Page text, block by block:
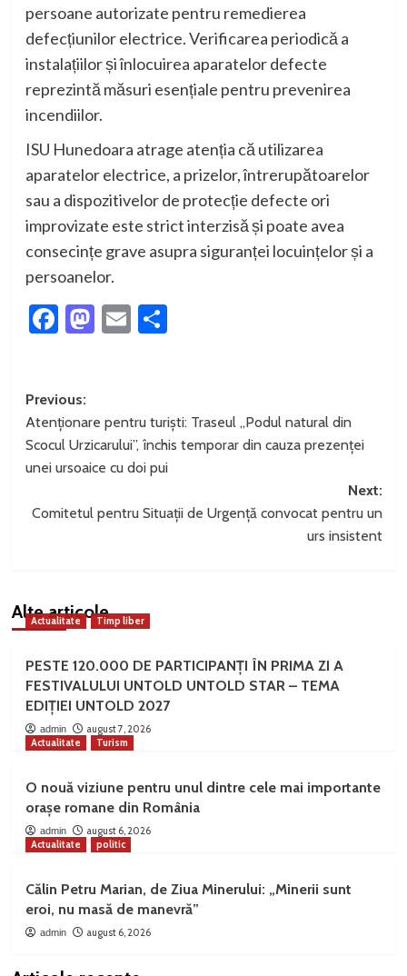
persoane autorizate pentru remedierea
defecțiunilor electrice. Verificarea periodică a
instalațiilor și înlocuirea aparatelor defecte
reprezintă măsuri esențiale pentru prevenirea
incendiilor.
ISU Hunedoara atrage atenția că utilizarea
aparatelor electrice, a prizelor, întrerupătoarelor
sau a dispozitivelor de protecție defecte ori
improvizate este strict interzisă și poate avea
consecințe grave asupra siguranței locuințelor și a
persoanelor.
Facebook
Mastodon
EmailPartajează
Post
navigation
Previous:
Atenționare pentru turiști: Traseul „Podul natural din
Scocul Urzicarului”, închis temporar din cauza prezenței
unei ursoaice cu doi pui
Next:
Comitetul pentru Situații de Urgență convocat pentru un
urs insistent
Alte articole
Actualitate Timp liber
PESTE 120.000 DE PARTICIPANȚI ÎN PRIMA ZI A
FESTIVALULUI UNTOLD UNTOLD STAR – TEMA
EDIȚIEI UNTOLD 2027
admin
august 7, 2026
Actualitate
Turism
O nouă viziune pentru unul dintre cele mai importante
orașe romane din România
admin
august 6, 2026
Actualitate
politic
Călin Petru Marian, de Ziua Minerului: „Minerii sunt
eroi, nu masă de manevră”
admin august 6, 2026